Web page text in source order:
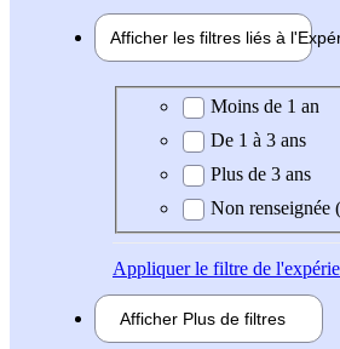
Afficher les filtres liés à l'
Expérience demandée
Moins de 1 an
De 1 à 3 ans
Plus de 3 ans
Non renseignée
Appliquerle filtre de
Afficher Plus de filtres